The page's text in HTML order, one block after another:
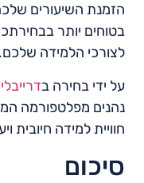
הזמנת השיעורים
בטוחים יותר
לצורכי הלמידה שלכם.
על ידי בחירה ב
נהנים מפלטפורמה
חוויית למידה חיובית
סיכום